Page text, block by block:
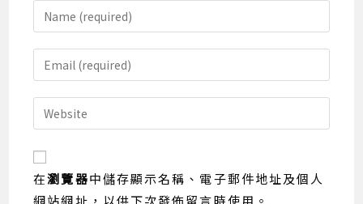
Enter
your
name
or
to
comment
Enter
your
email
address
comment
Enter
your
website
URL
(optional)
在瀏覽器中儲存顯示名稱、電子郵件地址及個人
網站網址，以供下次發佈留言時使用。